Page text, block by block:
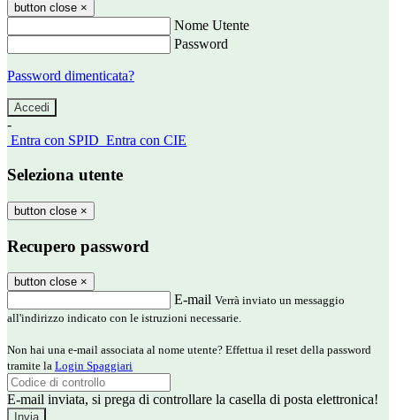
button close ×
Nome Utente
Password
Password dimenticata?
-
Entra con SPID Entra con CIE
Seleziona utente
button close ×
Recupero password
button close ×
E-mail Verrà inviato un messaggio
all'indirizzo indicato con le istruzioni necessarie.
Non hai una e-mail associata al nome utente? Effettua il reset della password
tramite la Login Spaggiari
E-mail inviata, si prega di controllare la casella di posta elettronica!